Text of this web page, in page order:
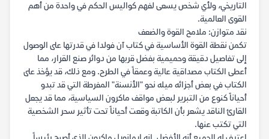
التاريخي، ولأي شخص يسعى لفهم كواليس الحكم في واحدة من أهم
القوى العالمية.
نقد متوازن: ملامح القوة والضعف
تكمن نقطة القوة الأساسية في كتاب آن فولدا في قدرتها على الوصول
إلى تفاصيل دقيقة وحميمية بفضل قربها من دوائر صنع القرار، مما
أعطى الكتاب مصداقية عالية وعمقاً في الطرح. ومع ذلك، قد يؤخذ على
الكتاب في بعض أجزائه ميله نحو "الأنسنة" المفرطة التي قد تبدو
أحياناً كنوع من التبرير لبعض مواقف ماكرون السياسية، مما قد يجعل
القارئ الناقد يشعر بأن الكاتبة وقعت أحياناً تحت تأثير سحر الشخصية
التي تكتب عنها.